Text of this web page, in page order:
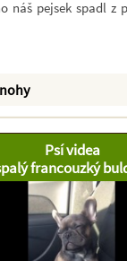
náš pejsek spadl z
Psí videa
francouzký